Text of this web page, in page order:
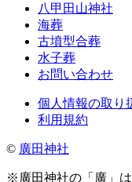
八甲田山神社
海葬
古墳型合葬
水子葬
お問い合わせ
個人情報の取り
利用規約
© 廣田神社
※廣田神社の「廣」